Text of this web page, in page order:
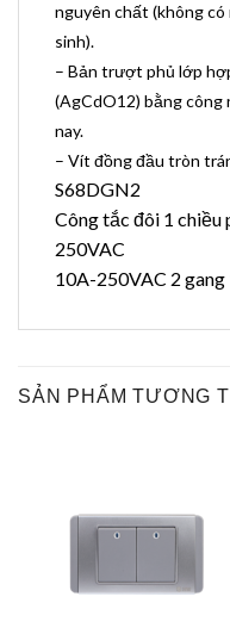
nguyên chất (không
sinh).
– Bản trượt phủ lớp
(AgCdO12) bằng
nay.
– Vít đồng đầu tròn
S68DGN2
Công tắc đôi 1 chiều
250VAC
10A-250VAC 2
SẢN PHẨM TƯƠNG